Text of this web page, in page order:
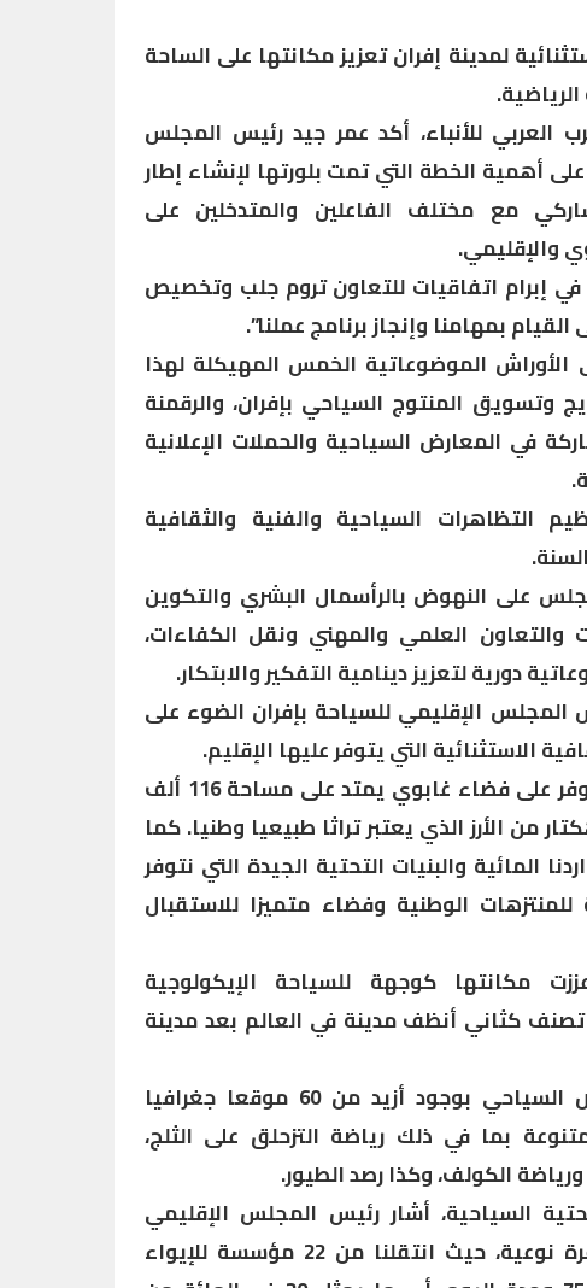
لمدينة إفران تعزيز مكانتها على الساحة
العربي للأنباء، أكد عمر جيد رئيس المجلس
أهمية الخطة التي تمت بلورتها لإنشاء إطار
مع مختلف الفاعلين والمتدخلين على
والإقليمي.
إبرام اتفاقيات للتعاون تروم جلب وتخصيص
القيام بمهامنا وإنجاز برنامج عملنا”.
الموضوعاتية الخمس المهيكلة لهذا
وتسويق المنتوج السياحي بإفران، والرقمنة
في المعارض السياحية والحملات الإعلانية
التظاهرات السياحية والفنية والثقافية
على النهوض بالرأسمال البشري والتكوين
والتعاون العلمي والمهني ونقل الكفاءات،
دورية لتعزيز دينامية التفكير والابتكار.
الإقليمي للسياحة بإفران الضوء على
الاستثنائية التي يتوفر عليها الإقليم.
وأفاد بهذا الخصوص ” نتوفر على فضاء غابوي يمتد على مساحة 116 ألف
48 ألف هكتار من الأرز الذي يعتبر تراثا طبيعيا وطنيا. كما
المائية والبنيات التحتية الجيدة التي نتوفر
الوطنية وفضاء متميزا للاستقبال
مكانتها كوجهة للسياحة الإيكولوجية
كثاني أنظف مدينة في العالم بعد مدينة
كما أكد على غنى العرض السياحي بوجود أزيد من 60 موقعا جغرافيا
بما في ذلك رياضة التزحلق على الثلج،
الكولف، وكذا رصد الطيور.
السياحية، أشار رئيس المجلس الإقليمي
للسياحة إلى تسجيل طفرة نوعية، حيث انتقلنا من 22 مؤسسة للإيواء